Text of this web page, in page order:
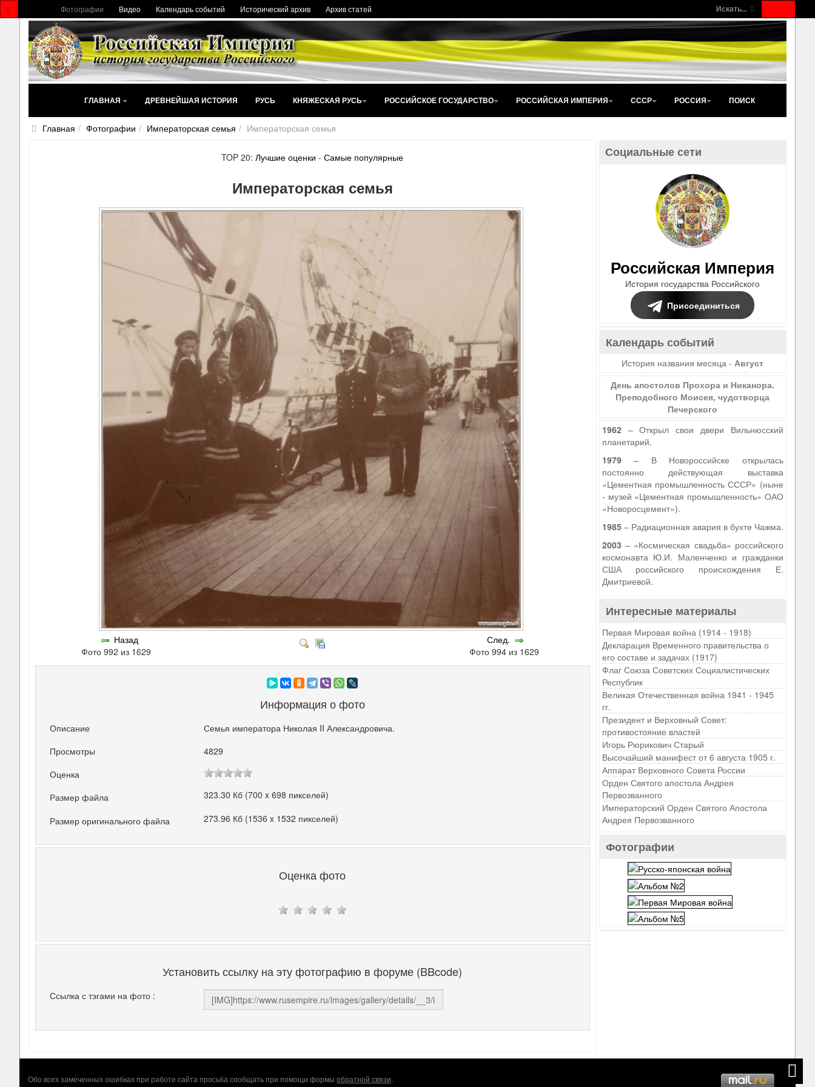
Искать...
Фотографии Видео Календарь событий Исторический архив Архив статей
ГЛАВНАЯ ДРЕВНЕЙШАЯ ИСТОРИЯ РУСЬ КНЯЖЕСКАЯ РУСЬ РОССИЙСКОЕ ГОСУДАРСТВО РОССИЙСКАЯ ИМПЕРИЯ СССР РОССИЯ ПОИСК
Главная Фотографии Императорская семья Императорская семья
TOP 20:Лучшие оценки -Самые популярные
Императорская семья
Назад
Фото 992 из 1629
След.
Фото 994 из 1629
Информация о фото
Описание
Семья императора Николая II Александровича.
Просмотры
4829
Оценка
Размер файла
323.30 Кб (700 x 698 пикселей)
Размер оригинального файла 273.96 Кб (1536 x 1532 пикселей)
Оценка фото
Установить ссылку на эту фотографию в форуме (BBcode)
Ссылка с тэгами на фото :
Социальные сети
Российская Империя
История государства Российского
Присоединиться
Календарь событий
История названия месяца -Август
День апостолов Прохора и Никанора.
Преподобного Моисея, чудотворца
Печерского
1962– Открыл свои двери Вильнюсский
планетарий.
1979– В Новороссийске открылась
постоянно действующая выставка
«Цементная промышленность СССР» (ныне
- музей «Цементная промышленность» ОАО
«Новоросцемент»).
1985– Радиационная авария в бухте Чажма.
2003 – «Космическая свадьба» российского
космонавта Ю.И. Маленченко и гражданки
США российского происхождения Е.
Дмитриевой.
Интересные материалы
Первая Мировая война (1914 - 1918)
Декларация Временного правительства о
его составе и задачах (1917)
Флаг Союза Советских Социалистических
Республик
Великая Отечественная война 1941 - 1945
гг.
Президент и Верховный Совет:
противостояние властей
Игорь Рюрикович Старый
Высочайший манифест от 6 августа 1905 г.
Аппарат Верховного Совета России
Орден Святого апостола Андрея
Первозванного
Императорский Орден Святого Апостола
Андрея Первозванного
Фотографии
Обо всех замеченных ошибках при работе сайта просьба сообщать при помощи формы обратной связи.